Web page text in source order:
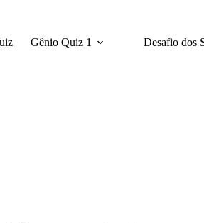
Gênio Quiz 1 Desafio dos